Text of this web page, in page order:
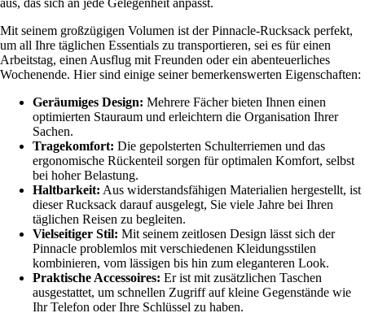
Mit seinem großzügigen Volumen ist der Pinnacle-Rucksack perfekt,
um all Ihre täglichen Essentials zu transportieren, sei es für einen
Arbeitstag, einen Ausflug mit Freunden oder ein abenteuerliches
Wochenende. Hier sind einige seiner bemerkenswerten Eigenschaften:
Geräumiges Design: Mehrere Fächer bieten Ihnen einen
optimierten Stauraum und erleichtern die Organisation Ihrer
Sachen.
Tragekomfort: Die gepolsterten Schulterriemen und das
ergonomische Rückenteil sorgen für optimalen Komfort, selbst
bei hoher Belastung.
Haltbarkeit: Aus widerstandsfähigen Materialien hergestellt, ist
dieser Rucksack darauf ausgelegt, Sie viele Jahre bei Ihren
täglichen Reisen zu begleiten.
Vielseitiger Stil: Mit seinem zeitlosen Design lässt sich der
Pinnacle problemlos mit verschiedenen Kleidungsstilen
kombinieren, vom lässigen bis hin zum eleganteren Look.
Praktische Accessoires: Er ist mit zusätzlichen Taschen
ausgestattet, um schnellen Zugriff auf kleine Gegenstände wie
Ihr Telefon oder Ihre Schlüssel zu haben.